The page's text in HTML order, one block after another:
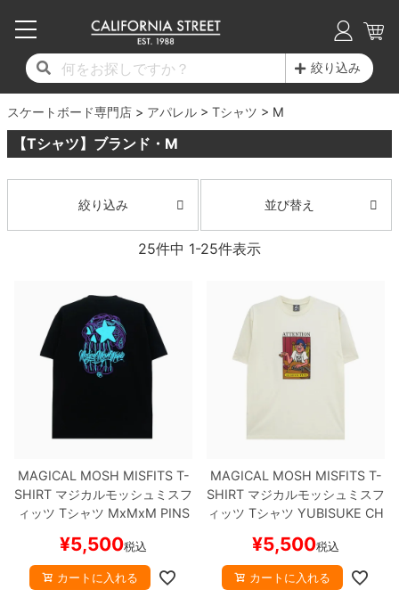
絞り込み
スケートボード専門店 アパレル Tシャツ M
【Tシャツ】ブランド・M
絞り込み 並び替え
25件中 1-25件表示
MAGICAL MOSH MISFITS T-
SHIRT マジカルモッシュミスフ
ィッツ Tシャツ MxMxM PINS
ートボード スケボー
¥5,500税込
カートに入れる
MAGICAL MOSH MISFITS T-
SHIRT マジカルモッシュミスフ
ィッツ Tシャツ YUBISUKE CH
スケートボード スケボ
ー
¥5,500税込
カートに入れる
17時までのご注文は当日発送！
11,000円以上で送料無料！
毎月1日はポイント5倍！10日と20日は3倍！
コンプリートセット（完成品）
デッキ
17時までのご注文は当日発送！
11,000円以上で送料無料！
毎月1日はポイント5倍！10日と20日は3倍！
デッキ新着一覧
デッキブランド一覧（全てのデッキ）
サイズからデッキを選ぶ
子供用デッキ
7.0inch以下
7.2inch
7.7inch
7.8inch
8.0inch
8.1inch
8.2inch
17時までのご注文は当日発送！
11,000円以上で送料無料！
毎月1日はポイント5倍！10日と20日は3倍！
トラック新着一覧
トラックブランド一覧（全てのトラック）
適合デッキサイズから選ぶ
7.0inch以下
7.2inch
7.3inch
7.8inch
7.9inch
8.1inch
8.2inch
8.3inch
ウィール
17時までのご注文は当日発送！
11,000円以上で送料無料！
毎月1日はポイント5倍！10日と20日は3倍！
ウィール新着一覧
ウィールブランド一覧（全てのウィール）
ウィールをサイズから選ぶ
50mm
51mm
52mm
56mm
57mm
59mm
60mm
62mm
スピットファイヤー F4（フォーミュラフォ
ボーンズ XF（エックスフォーミュラ）
ボーンズ STF（エスティーエフ）
ラ）
ソフトウィール（クルーザー）
ベアリング
デッキテープ
パーツ・その他
ヘルメット・パッド
17時までのご注文は当日発送！
11,000円以上で送料無料！
毎月1日はポイント5倍！10日と20日は3倍！
シューズ新着一覧
シューズブランド一覧
シューズをサイズから選ぶ
20cm
21cm
22cm
24cm
24.5cm
25.5cm
26cm
26.5cm
インソール
17時までのご注文は当日発送！
11,000円以上で送料無料！
毎月1日はポイント5倍！10日と20日は3倍！
Tシャツ
ロングスリーブTシャツ
パーカー
トレーナー・セーター
パンツ
長袖ボタンシャツ
半袖シャツ
17時までのご注文は当日発送！
11,000円以上で送料無料！
毎月1日はポイント5倍！10日と20日は3倍！
最新ブログ一覧
カテゴリー
17時までのご注文は当日発送！
11,000円以上で送料無料！
毎月1日はポイント5倍！10日と20日は3倍！
初心者の方へ
スタッフおすすめアイテム
ブランド紹介
17時までのご注文は当日発送！
11,000円以上で送料無料！
毎月1日はポイント5倍！10日と20日は3倍！
店舗情報
ショップライダー紹介
カリフォルニアストリートの歴史
求人情報